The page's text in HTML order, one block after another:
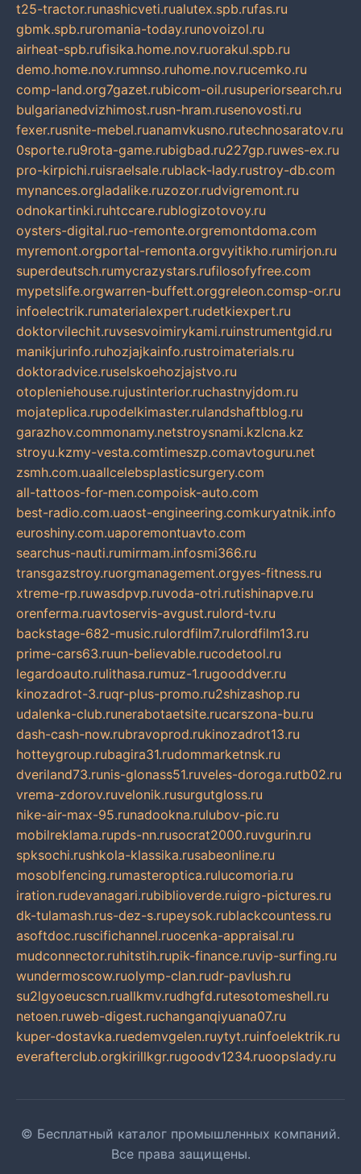
t25-tractor.runashicveti.rualutex.spb.rufas.ru
gbmk.spb.ruromania-today.runovoizol.ru
airheat-spb.rufisika.home.nov.ruorakul.spb.ru
demo.home.nov.rumnso.ruhome.nov.rucemko.ru
comp-land.org7gazet.rubicom-oil.rusuperiorsearch.ru
bulgarianedvizhimost.rusn-hram.rusenovosti.ru
fexer.rusnite-mebel.ruanamvkusno.rutechnosaratov.ru
0sporte.ru9rota-game.rubigbad.ru227gp.ruwes-ex.ru
pro-kirpichi.ruisraelsale.rublack-lady.rustroy-db.com
mynances.orgladalike.ruzozor.rudvigremont.ru
odnokartinki.ruhtccare.rublogizotovoy.ru
oysters-digital.ruo-remonte.orgremontdoma.com
myremont.orgportal-remonta.orgvyitikho.rumirjon.ru
superdeutsch.rumycrazystars.rufilosofyfree.com
mypetslife.orgwarren-buffett.orggreleon.comsp-or.ru
infoelectrik.rumaterialexpert.rudetkiexpert.ru
doktorvilechit.ruvsesvoimirykami.ruinstrumentgid.ru
manikjurinfo.ruhozjajkainfo.rustroimaterials.ru
doktoradvice.ruselskoehozjajstvo.ru
otopleniehouse.rujustinterior.ruchastnyjdom.ru
mojateplica.rupodelkimaster.rulandshaftblog.ru
garazhov.commonamy.netstroysnami.kzlcna.kz
stroyu.kzmy-vesta.comtimeszp.comavtoguru.net
zsmh.com.uaallcelebsplasticsurgery.com
all-tattoos-for-men.compoisk-auto.com
best-radio.com.uaost-engineering.comkuryatnik.info
euroshiny.com.uaporemontuavto.com
searchus-nauti.rumirmam.infosmi366.ru
transgazstroy.ruorgmanagement.orgyes-fitness.ru
xtreme-rp.ruwasdpvp.ruvoda-otri.rutishinapve.ru
orenferma.ruavtoservis-avgust.rulord-tv.ru
backstage-682-music.rulordfilm7.rulordfilm13.ru
prime-cars63.ruun-believable.rucodetool.ru
legardoauto.rulithasa.rumuz-1.rugooddver.ru
kinozadrot-3.ruqr-plus-promo.ru2shizashop.ru
udalenka-club.runerabotaetsite.rucarszona-bu.ru
dash-cash-now.rubravoprod.rukinozadrot13.ru
hotteygroup.rubagira31.rudommarketnsk.ru
dveriland73.runis-glonass51.ruveles-doroga.rutb02.ru
vrema-zdorov.ruvelonik.rusurgutgloss.ru
nike-air-max-95.runadookna.rulubov-pic.ru
mobilreklama.rupds-nn.rusocrat2000.ruvgurin.ru
spksochi.rushkola-klassika.rusabeonline.ru
mosoblfencing.rumasteroptica.rulucomoria.ru
iration.rudevanagari.rubiblioverde.ruigro-pictures.ru
dk-tulamash.rus-dez-s.rupeysok.rublackcountess.ru
asoftdoc.ruscifichannel.ruocenka-appraisal.ru
mudconnector.ruhitstih.rupik-finance.ruvip-surfing.ru
wundermoscow.ruolymp-clan.rudr-pavlush.ru
su2lgyoeucscn.ruallkmv.rudhgfd.rutesotomeshell.ru
netoen.ruweb-digest.ruchanganqiyuana07.ru
kuper-dostavka.ruedemvgelen.ruytyt.ruinfoelektrik.ru
everafterclub.orgkirillkgr.rugoodv1234.ruoopslady.ru
© Бесплатный каталог промышленных компаний.
Все права защищены.